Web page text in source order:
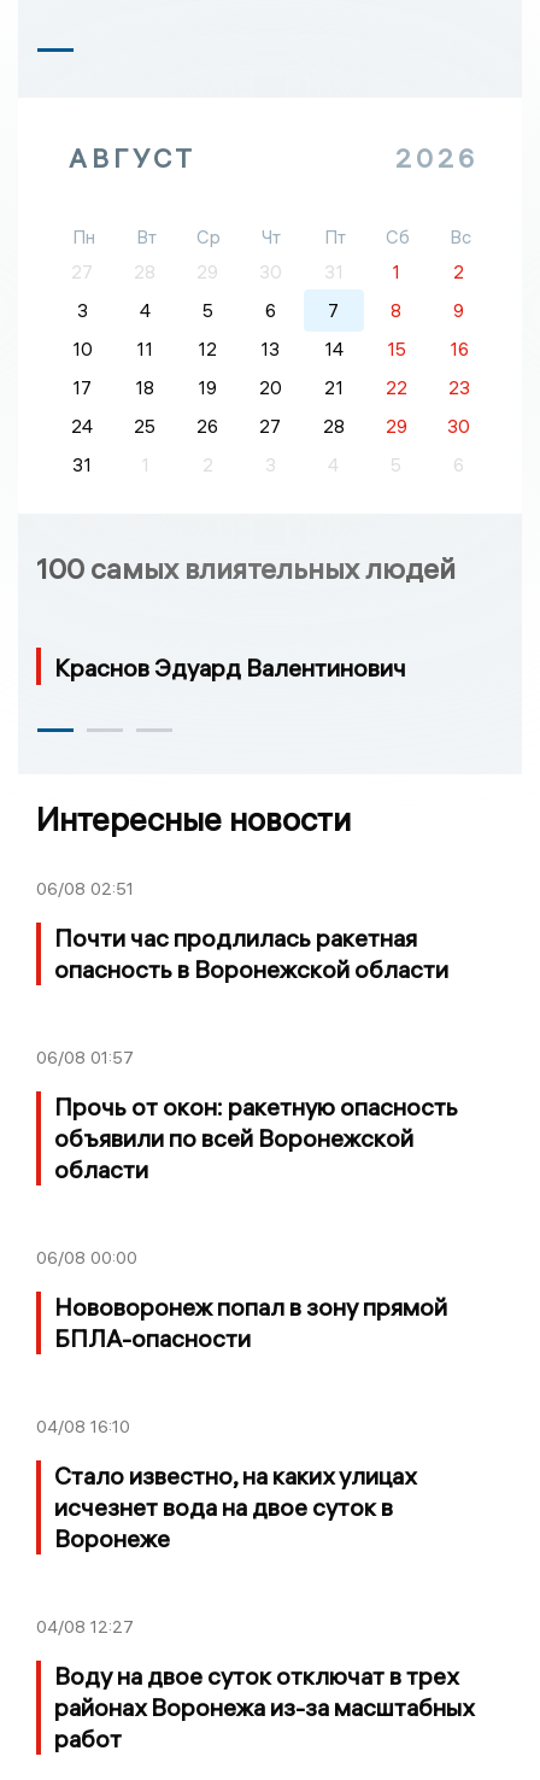
АВГУСТ 2026
Пн Вт Ср Чт Пт Сб
Вс
27
28 29 30 31 1
2
3
4 5 6 7 8
9
10
11 12 13 14 15
16
17
18 19 20 21 22
23
24
25 26 27 28 29
30
31
1 2 3 4 5 6
100 самых влиятельных людей
Краснов Эдуард Валентинович
Интересные новости
06/08 02:51
Почти час продлилась ракетная
опасность в Воронежской области
06/08 01:57
Прочь от окон: ракетную опасность
объявили по всей Воронежской
области
06/08 00:00
Нововоронеж попал в зону прямой
БПЛА-опасности
04/08 16:10
Стало известно, на каких улицах
исчезнет вода на двое суток в
Воронеже
04/08 12:27
Воду на двое суток отключат в трех
районах Воронежа из-за масштабных
работ